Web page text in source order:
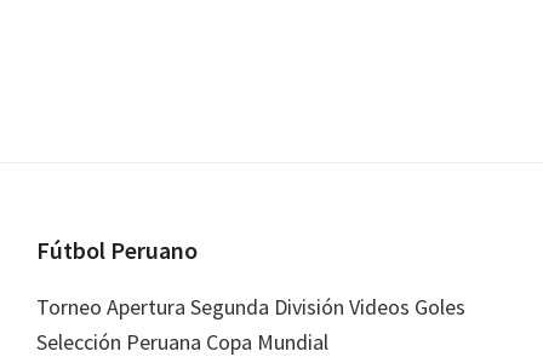
Footer
Fútbol Peruano
Torneo Apertura Segunda División Videos Goles
Selección Peruana Copa Mundial